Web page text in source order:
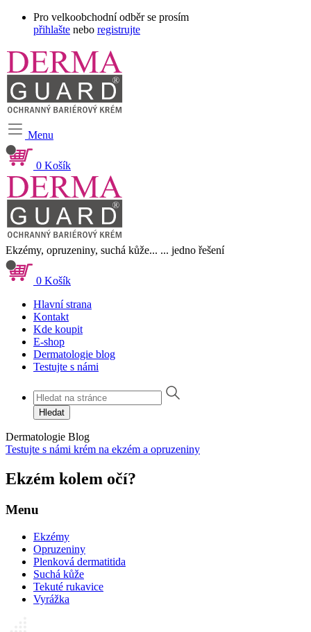
Pro velkoobchodní odběr se prosím
přihlašte nebo registrujte
Menu
0 Košík
Ekzémy, opruzeniny, suchá kůže... ... jedno řešení
0 Košík
Hlavní strana
Kontakt
Kde koupit
E-shop
Dermatologie blog
Testujte s námi
Hledat
Dermatologie Blog
Testujte s námi krém na ekzém a opruzeniny
Ekzém kolem očí?
Menu
Ekzémy
Opruzeniny
Plenková dermatitida
Suchá kůže
Tekuté rukavice
Vyrážka